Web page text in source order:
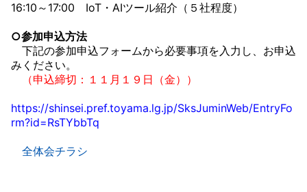
16:10～17:00 IoT・AIツール紹介（５社程度）
○参加申込方法
下記の参加申込フォームから必要事項を入力し、お申込
みください。
（申込締切：１１月１９日（金））
https://shinsei.pref.toyama.lg.jp/SksJuminWeb/EntryFo
rm?id=RsTYbbTq
全体会チラシ